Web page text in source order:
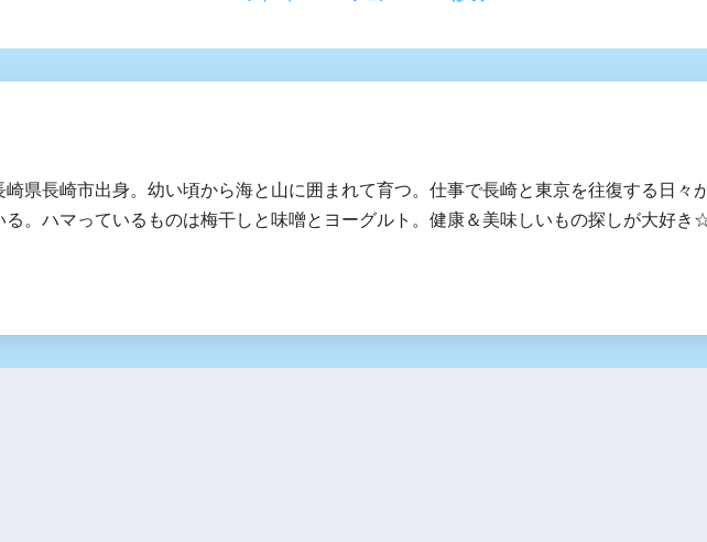
崎県長崎市出身。幼い頃から海と山に囲まれて育つ。仕事で長崎と東京を往復する日々
る。ハマっているものは梅干しと味噌とヨーグルト。健康＆美味しいもの探しが大好き